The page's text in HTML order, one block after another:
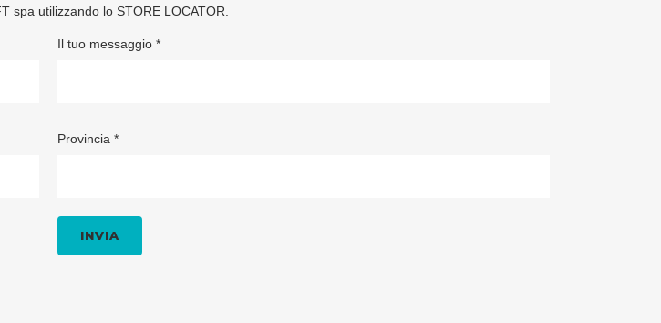
spa utilizzando lo STORE LOCATOR
Il tuo messaggio *
Provincia *